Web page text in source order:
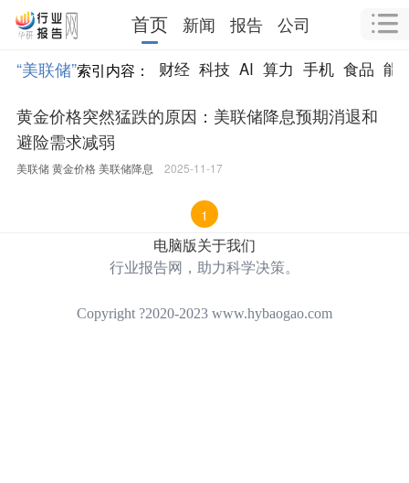
首页 新闻 报告
公司
“美联储”索引内容： 财经 科技 AI 算力 手机 食品 能
黄金价格突然猛跌的原因：美联储降息预期消退和
避险需求减弱
美联储黄金价格美联储降息 2025-11-17
1
电脑版关于我们
行业报告网，助力科学决策。
Copyright ?2020-2023 www.hybaogao.com